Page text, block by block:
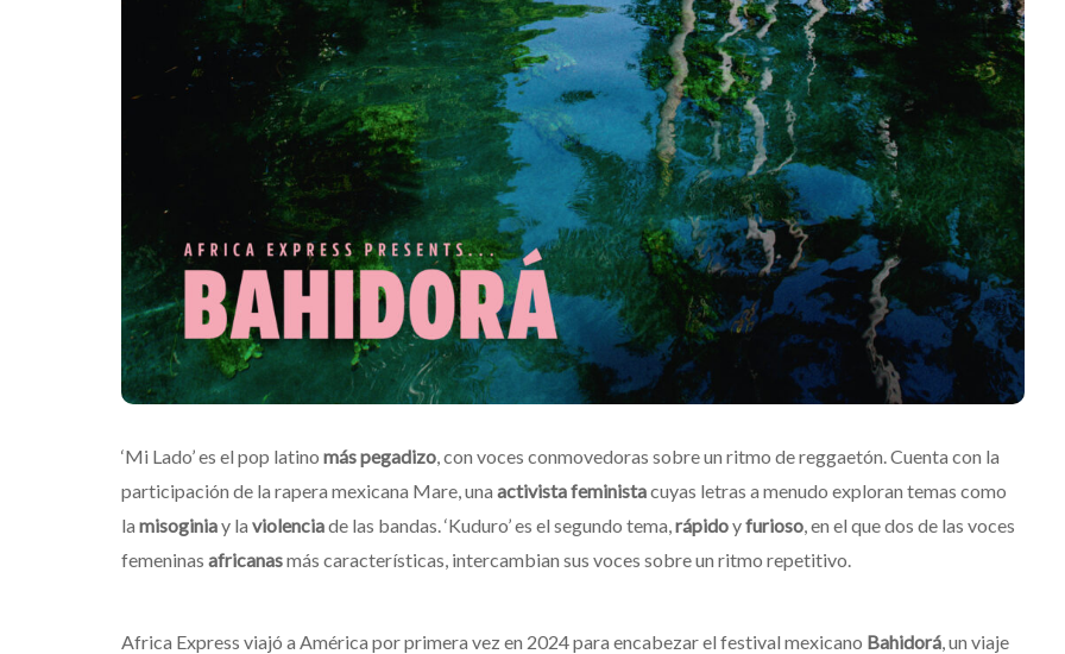
‘Mi Lado’ es el pop latino máspegadizo , con voces conmovedoras sobre un ritmo de reggaetón. Cuenta con la
participación de la rapera mexicana Mare, una activistafeministacuyas letras a menudo exploran temas como
la misoginiay la violenciade las bandas. ‘Kuduro’ es el segundo tema, rápidoyfurioso , en el que dos de las voces
femeninas africanasmás características, intercambian sus voces sobre un ritmo repetitivo.
Africa Express viajó a América por primera vez en 2024 para encabezar el festival mexicano Bahidorá , un viaje